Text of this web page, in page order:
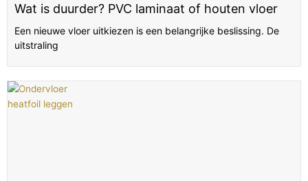
Wat is duurder? PVC laminaat of houten vloer
Een nieuwe vloer uitkiezen is een belangrijke beslissing. De
uitstraling